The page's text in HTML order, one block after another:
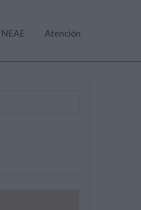
NEAE Atención